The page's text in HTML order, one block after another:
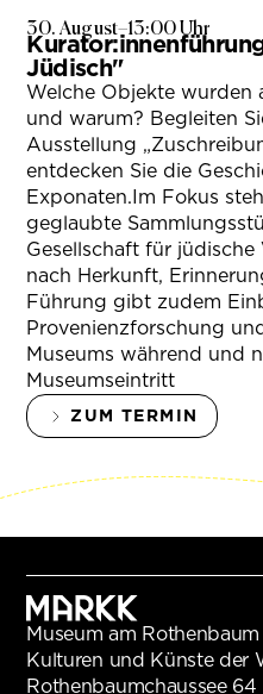
30. August–13:00 Uhr
Jüdisch"
Welche Objekte wurden
und warum? Begleiten
Ausstellung
entdecken Sie die
Exponaten.Im Fokus
geglaubte
Gesellschaft für
nach Herkunft,
Führung gibt zudem
Provenienzforschung
Museums während und
Museumseintritt
ZUM TERMIN
Museum am Rothenbaum
Kulturen und Künste der
Rothenbaumchaussee 64